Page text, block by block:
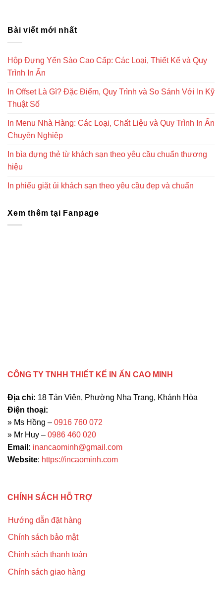
Bài viết mới nhất
Hộp Đựng Yến Sào Cao Cấp: Các Loại, Thiết Kế và Quy
Trình In Ấn
In Offset Là Gì? Đặc Điểm, Quy Trình và So Sánh Với In Kỹ
Thuật Số
In Menu Nhà Hàng: Các Loại, Chất Liệu và Quy Trình In Ấn
Chuyên Nghiệp
In bìa đựng thẻ từ khách sạn theo yêu cầu chuẩn thương
hiệu
In phiếu giặt ủi khách sạn theo yêu cầu đẹp và chuẩn
Xem thêm tại Fanpage
CÔNG TY TNHH THIẾT KẾ IN ẤN CAO MINH
Địa chỉ: 18 Tản Viên, Phường Nha Trang, Khánh Hòa
Điện thoại:
» Ms Hồng – 0916 760 072
» Mr Huy – 0986 460 020
Email: inancaominh@gmail.com
Website: https://incaominh.com
CHÍNH SÁCH HỖ TRỢ
Hướng dẫn đặt hàng
Chính sách bảo mật
Chính sách thanh toán
Chính sách giao hàng